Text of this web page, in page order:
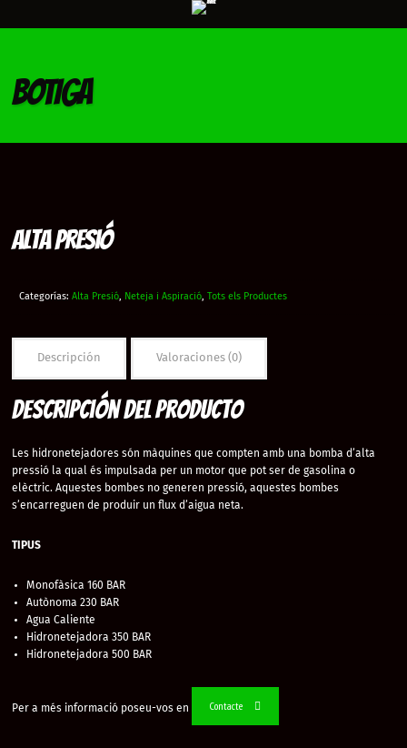
BOTIGA
Alta Presió
Categorías:Alta Presió, Neteja i Aspiració, Tots els Productes
Descripción Valoraciones (0)
Descripción del producto
Les hidronetejadores són màquines que compten amb una bomba d’alta
pressió la qual és impulsada per un motor que pot ser de gasolina o
elèctric. Aquestes bombes no generen pressió, aquestes bombes
s’encarreguen de produir un flux d’aigua neta.
TIPUS
Monofàsica 160 BAR
Autònoma 230 BAR
Agua Caliente
Hidronetejadora 350 BAR
Hidronetejadora 500 BAR
Per a més informació poseu-vos en Contacte